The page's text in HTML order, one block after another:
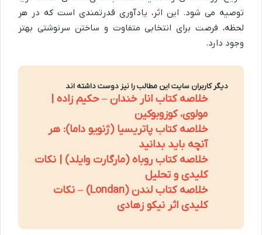
توصیه می شود. این اثر، یادآوری قدرتمندی است که در هر
لحظه، فرصت برای انتخابی متفاوت و ساختن سرنوشتی بهتر
وجود دارد.
دیگر کاربران سایت این مطالب را نیز دوست داشته اند
خلاصه کتاب انار خندان – حکیم زاده |
مولوی، کوزوبوکین
خلاصه کتاب پاتریسیا (ژنویو داما): هر
آنچه باید بدانید
خلاصه کتاب روباه (مارگارت وایلد) | نکات
کلیدی و تحلیل
خلاصه کتاب لندن (Londan) – نکات
کلیدی اثر نیکو زهادی